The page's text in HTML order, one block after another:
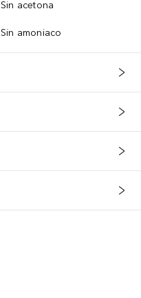
Sin acetona
Sin amoniaco